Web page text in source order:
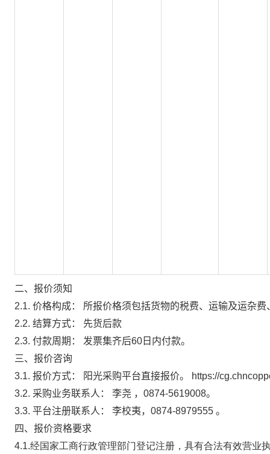
二、报价须知
2.1. 价格构成：
所报价格须包括货物的税费、运输及运杂
2.2. 结算方式：
先货后款
2.3. 付款周期：
发票集齐后60日内付款。
三、报价咨询
3.1. 报价方式： 阳光采购平台直接报价。
https://
3.2. 采购业务联系人：
李尧 ，0874-5619008。
3.3. 平台注册联系人：
李校夷，0874-8979555 。
四、报价资格要求
4.1.经国家工商行政管理部门登记注册，具有合法有效营业